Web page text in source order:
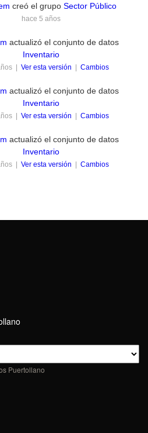
creó el grupo Sector Público
hace 5 años
actualizó el conjunto de datos
Inventario
| Ver esta versión | Cambios
actualizó el conjunto de datos
Inventario
| Ver esta versión | Cambios
actualizó el conjunto de datos
Inventario
| Ver esta versión | Cambios
Puertollano